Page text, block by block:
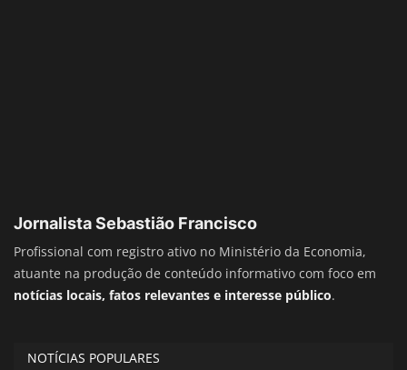
Jornalista Sebastião Francisco
Profissional com registro ativo no Ministério da Economia,
atuante na produção de conteúdo informativo com foco em
notícias locais, fatos relevantes e interesse público.
NOTÍCIAS POPULARES